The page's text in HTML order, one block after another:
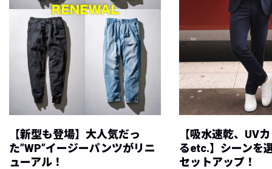
【新型も登場】大人気だっ
た”WP”イージーパンツがリニ
ューアル！
【吸水速乾、UV
るetc.】シーンを
セットアップ！